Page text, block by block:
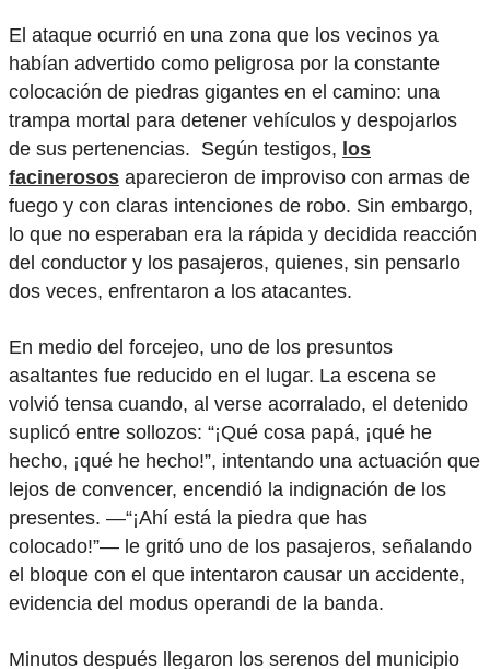
El ataque ocurrió en una zona que los vecinos ya
habían advertido como peligrosa por la constante
colocación de piedras gigantes en el camino: una
trampa mortal para detener vehículos y despojarlos
de sus pertenencias. Según testigos, los
facinerosos aparecieron de improviso con armas de
fuego y con claras intenciones de robo. Sin embargo,
lo que no esperaban era la rápida y decidida reacción
del conductor y los pasajeros, quienes, sin pensarlo
dos veces, enfrentaron a los atacantes.
En medio del forcejeo, uno de los presuntos
asaltantes fue reducido en el lugar. La escena se
volvió tensa cuando, al verse acorralado, el detenido
suplicó entre sollozos: “¡Qué cosa papá, ¡qué he
hecho, ¡qué he hecho!”, intentando una actuación que
lejos de convencer, encendió la indignación de los
presentes. —“¡Ahí está la piedra que has
colocado!”— le gritó uno de los pasajeros, señalando
el bloque con el que intentaron causar un accidente,
evidencia del modus operandi de la banda.
Minutos después llegaron los serenos del municipio